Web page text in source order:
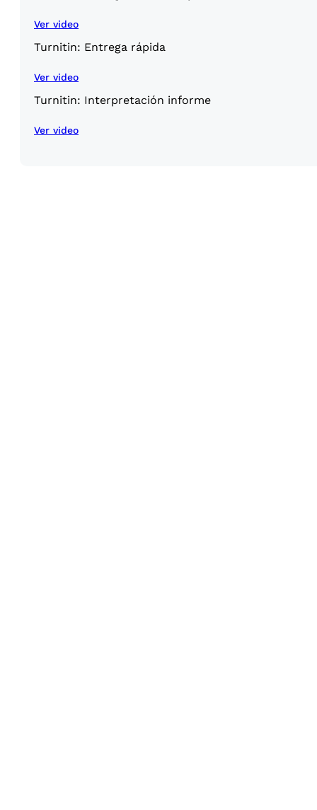
Ver video
Turnitin: Entrega rápida
Ver video
Turnitin: Interpretación informe
Ver video